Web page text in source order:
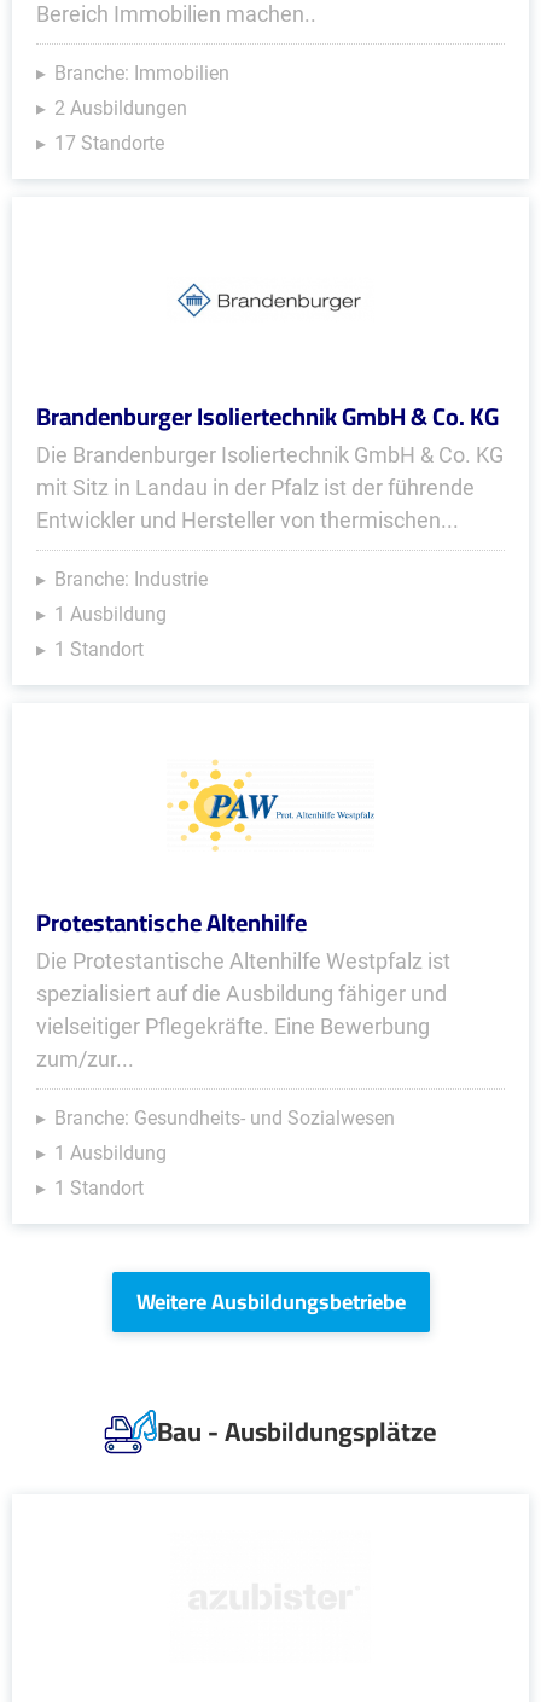
Bereich Immobilien machen..
Branche: Immobilien
2 Ausbildungen
17 Standorte
Brandenburger Isoliertechnik GmbH & Co. KG
Die Brandenburger Isoliertechnik GmbH & Co. KG
mit Sitz in Landau in der Pfalz ist der führende
Entwickler und Hersteller von thermischen...
Branche: Industrie
1 Ausbildung
1 Standort
Protestantische Altenhilfe
Die Protestantische Altenhilfe Westpfalz ist
spezialisiert auf die Ausbildung fähiger und
vielseitiger Pflegekräfte. Eine Bewerbung
zum/zur...
Branche: Gesundheits- und Sozialwesen
1 Ausbildung
1 Standort
Weitere Ausbildungsbetriebe
Bau - Ausbildungsplätze